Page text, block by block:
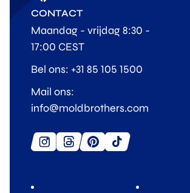
CONTACT
Maandag - vrijdag 8:30 -
17:00 CEST
Bel ons: +31 85 105 1500
Mail ons:
info@moldbrothers.com